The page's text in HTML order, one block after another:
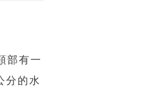
部有一
分的水